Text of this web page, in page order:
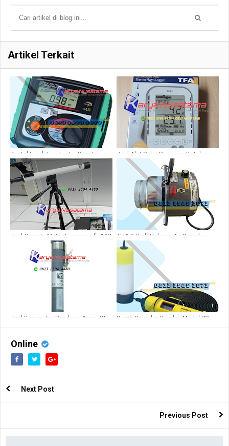
Artikel Terkait
Digital Insulation tester Kyoritsu
3005a
Jual Alat Suhu Ruangan Dataloger
Klimalog Pro TFA 30.3039
Jual Opacity Meter Fujiscope fs-102
/ Smoke Indicator di Ponorogo
TFIA-2 High Volume Air Sampler
Jual Dosimeter Pendose Arrow W-
Depth Sounder Hondex Model PS-
Online
Next Post
Previous Post